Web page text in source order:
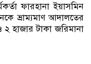
ফারহানা ইয়াসমিন
ভ্রাম্যমাণ আদালতের
২ হাজার টাকা জরিমানা